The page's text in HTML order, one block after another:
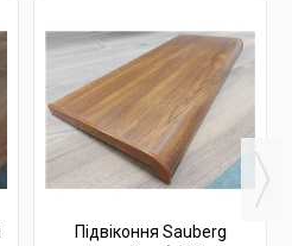
Підвіконня Sauberg